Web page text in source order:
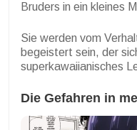
Bruders in ein kleines
Sie werden vom
begeistert sein, der
superkawaiianisches
Die Gefahren in